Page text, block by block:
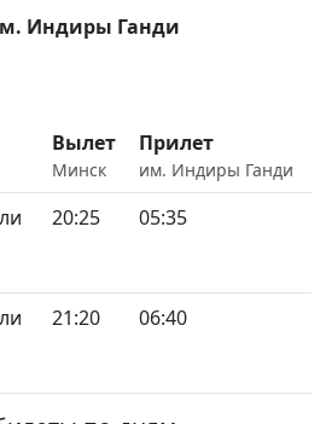
Индиры Ганди
Вылет
Минск
Прилет
им. Индиры Ганди
20:25 05:35
21:20 06:40